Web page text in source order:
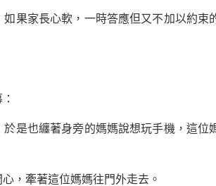
家長心軟，一時答應但又不加以約束
也纏著身旁的媽媽說想玩手機，這位
牽著這位媽媽往門外走去。